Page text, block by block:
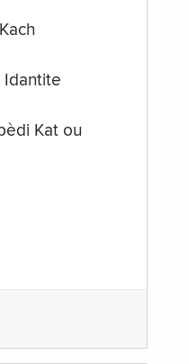
Idantite
Kat ou